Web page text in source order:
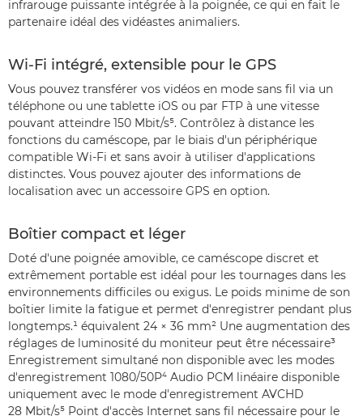
infrarouge puissante intégrée à la poignée, ce qui en fait le
partenaire idéal des vidéastes animaliers.
Wi-Fi intégré, extensible pour le GPS
Vous pouvez transférer vos vidéos en mode sans fil via un
téléphone ou une tablette iOS ou par FTP à une vitesse
pouvant atteindre 150 Mbit/s⁵. Contrôlez à distance les
fonctions du caméscope, par le biais d'un périphérique
compatible Wi-Fi et sans avoir à utiliser d'applications
distinctes. Vous pouvez ajouter des informations de
localisation avec un accessoire GPS en option.
Boîtier compact et léger
Doté d'une poignée amovible, ce caméscope discret et
extrêmement portable est idéal pour les tournages dans les
environnements difficiles ou exigus. Le poids minime de son
boîtier limite la fatigue et permet d'enregistrer pendant plus
longtemps.¹ équivalent 24 × 36 mm² Une augmentation des
réglages de luminosité du moniteur peut être nécessaire³
Enregistrement simultané non disponible avec les modes
d'enregistrement 1080/50P⁴ Audio PCM linéaire disponible
uniquement avec le mode d'enregistrement AVCHD
28 Mbit/s⁵ Point d'accès Internet sans fil nécessaire pour le